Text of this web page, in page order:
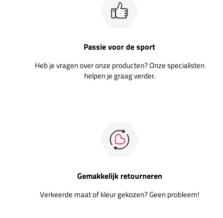
Passie voor de sport
Heb je vragen over onze producten? Onze specialisten
helpen je graag verder.
Gemakkelijk retourneren
Verkeerde maat of kleur gekozen? Geen probleem!